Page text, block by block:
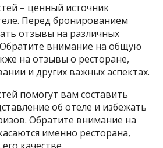
– ценный источник
Перед бронированием
отзывы на различных
Обратите внимание на общую
на отзывы о ресторане,
и других важных аспектах.
помогут вам составить
об отеле и избежать
Обратите внимание на
именно ресторана,
качестве.